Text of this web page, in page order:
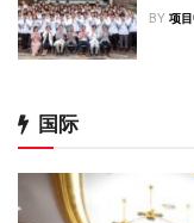
BY 项
国际